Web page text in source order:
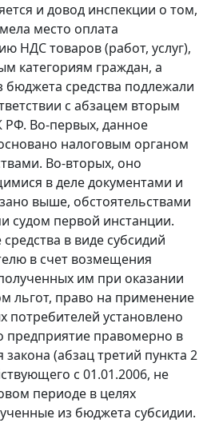
и довод инспекции о том,
место оплата
НДС товаров (работ, услуг),
категориям граждан, а
средства подлежали
с абзацем вторым
РФ. Во-первых, данное
налоговым органом
Во-вторых, оно
в деле документами и
выше, обстоятельствами
судом первой инстанции.
в виде субсидий
в счет возмещения
им при оказании
льгот, право на применение
потребителей установлено
предприятие правомерно в
закона (абзац третий пункта 2
с 01.01.2006, не
периоде в целях
из бюджета субсидии.